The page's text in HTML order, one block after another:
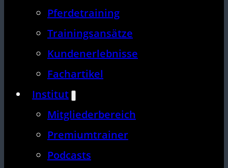
Pferdetraining
Trainingsansätze
Kundenerlebnisse
Fachartikel
Institut
Mitgliederbereich
Premiumtrainer
Podcasts